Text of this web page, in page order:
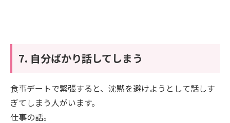
7. 自分ばかり話してしまう
食事デートで緊張すると、沈黙を避けようとして話しす
ぎてしまう人がいます。
仕事の話。